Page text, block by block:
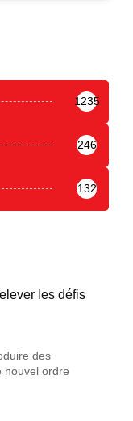
1235
246
132
les défis
des
nouvel ordre